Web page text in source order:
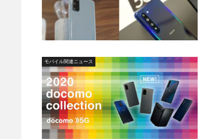
モバイル関連ニュース